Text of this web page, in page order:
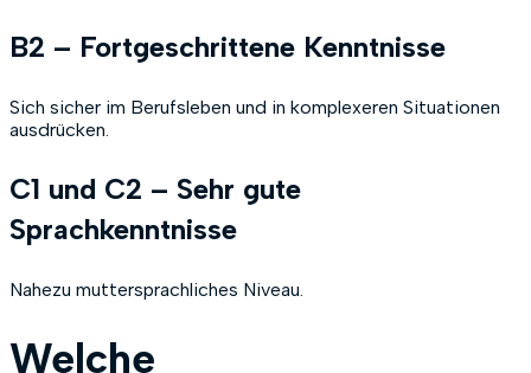
B2 – Fortgeschrittene Kenntnisse
Sich sicher im Berufsleben und in komplexeren Situationen
ausdrücken.
C1 und C2 – Sehr gute
Sprachkenntnisse
Nahezu muttersprachliches Niveau.
Welche